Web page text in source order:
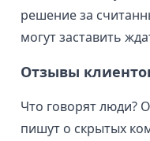
решение за
могут заставить
Отзывы
Что говорят люди?
пишут о скрытых